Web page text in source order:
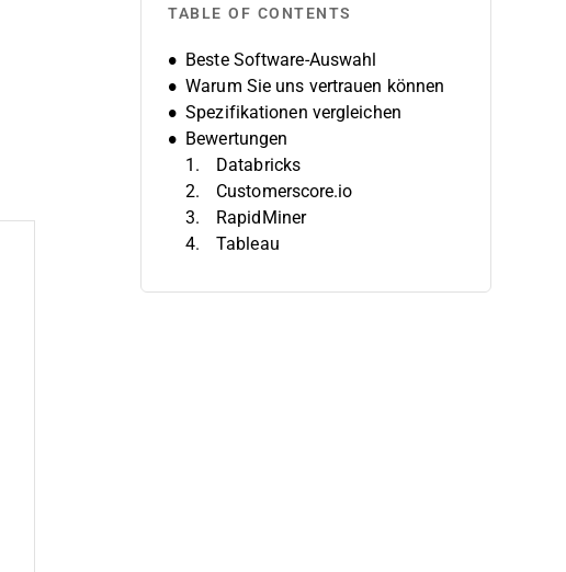
TABLE OF CONTENTS
Beste Software-Auswahl
Warum Sie uns vertrauen können
Spezifikationen vergleichen
Bewertungen
Databricks
Customerscore.io
RapidMiner
Tableau
Anaconda